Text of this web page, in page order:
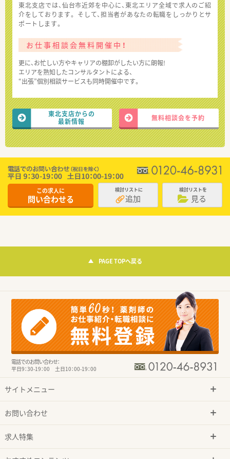
東北支店では、仙台市近郊を中心に、東北エリア全域で求人のご紹
介をしております。 そして、担当者があなたの転職をしっかりとサ
ポートします。
お仕事相談会無料開催中！
更に、お忙しい方やキャリアの棚卸がしたい方に朗報!
エリアを熟知したコンサルタントによる、
“出張”個別相談サービスも同時開催中です。
東北支店からの
最新情報
無料相談会を予約
この求人に
問い合わせる
検討リストに
追加
検討リストを
見る
PAGE TOPへ戻る
電話でのお問い合わせ：
平日9：30-19：00 土日10：00-19：00
サイトメニュー
お問い合わせ
求人特集